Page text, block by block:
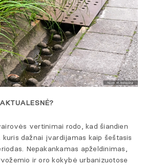
vertinimai rodo, kad šiandien
dažnai įvardijamas kaip šeštasis
Nepakankamas apželdinimas,
ir oro kokybė urbanizuotose